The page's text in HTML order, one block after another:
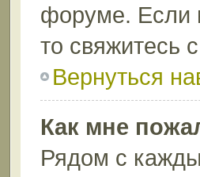
форуме. Если
то свяжитесь
Вернуться
Как мне
Рядом с